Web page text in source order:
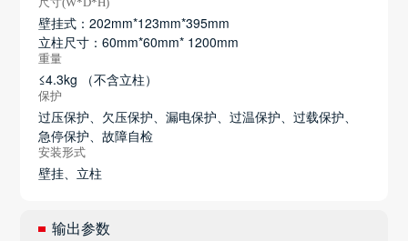
壁挂式：202mm*123mm*395mm
立柱尺寸：60mm*60mm* 1200mm
重量
≤4.3kg （不含立柱）
保护
过压保护、欠压保护、漏电保护、过温保护、过载保护、
急停保护、故障自检
安装形式
壁挂、立柱
输出参数